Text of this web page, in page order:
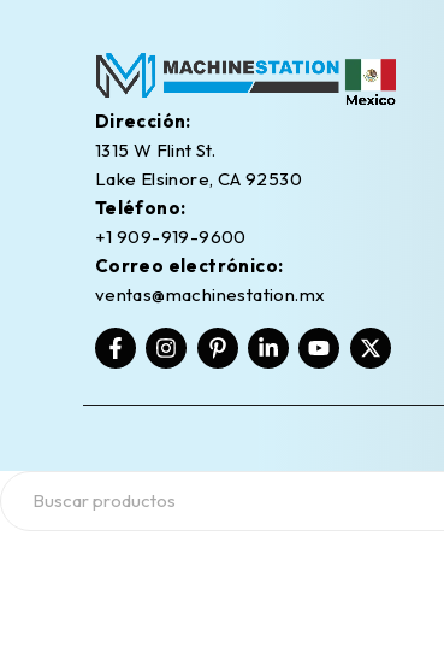
Dirección:
1315 W Flint St.
Lake Elsinore, CA 92530
Teléfono:
+1 909-919-9600
Correo electrónico:
ventas@machinestation.mx